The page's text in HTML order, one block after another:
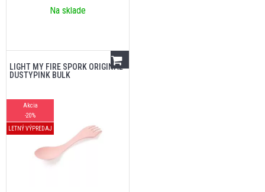
Na sklade
LIGHT MY FIRE SPORK ORIGINAL
DUSTYPINK BULK
Akcia
-20%
LETNÝ VÝPREDAJ